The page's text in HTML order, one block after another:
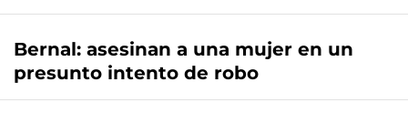
Bernal: asesinan a una mujer en un
presunto intento de robo